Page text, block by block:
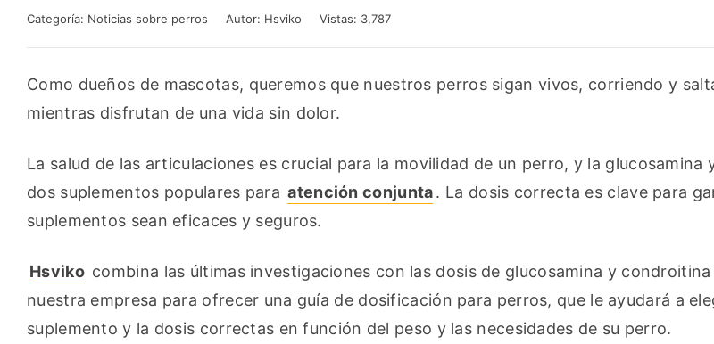
Categoría: Noticias sobre perros Autor: Hsviko Vistas: 3,787
Como dueños de mascotas, queremos que nuestros perros sigan vivos, corriendo y
mientras disfrutan de una vida sin dolor.
La salud de las articulaciones es crucial para la movilidad de un perro, y la glucosamina
dos suplementos populares para atención conjunta. La dosis correcta es clave para
suplementos sean eficaces y seguros.
Hsviko combina las últimas investigaciones con las dosis de glucosamina y
nuestra empresa para ofrecer una guía de dosificación para perros, que le ayudará a
suplemento y la dosis correctas en función del peso y las necesidades de su perro.